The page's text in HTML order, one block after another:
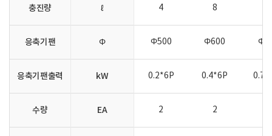
충진량 ℓ 4 8
응축기팬 Φ Φ500 Φ600
응축기팬출력 kW 0.2*6P 0.4*6P
수량 EA 2 2